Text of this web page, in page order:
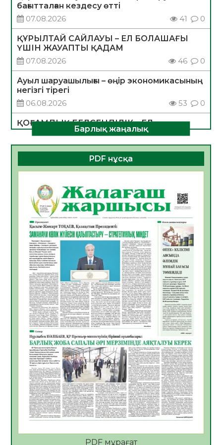
бағытталған кездесу өтті
07.08.2026
41 0
ҚҰРЫЛТАЙ САЙЛАУЫ – ЕЛ БОЛАШАҒЫ
ҮШІН ЖАУАПТЫ ҚАДАМ
07.08.2026
46 0
Ауыл шаруашылығы – өңір экономикасының
негізгі тірегі
06.08.2026
53 0
ҚОҒАМДЫҚ БЕЛСЕНДІЛІК – ЕЛ
ДАМУЫНЫҢ НЕГІЗІ
06.08.2026
51 0
ҚҰРЫЛТАЙ САЙЛАУЫ – БОЛАШАҚҚА
БАСТАР ЖАУАПТЫ ТАҢДАУ
06.08.2026
Инфекциялық ауруларға қарсы иммундау
жұмыстарының тиімділігі
06.08.2026
55
Көкжөтел ауруы туралы
06.08.2026
53
АПВ вакцинасы туралы мәлімет
06.08.2026
52
Open Air: Қызылорда облысы полиция
департаменті 20 мыңнан астам
көрерменнің қауіпсіздігін қамтамасыз етті
06.08.2026
64
ҚЫЗЫЛОРДАДА «САНАЛЫ ҰРПАҚ –
ЖАРҚЫН БОЛАШАҚ» АТТЫ КЕҢЕЙТІЛГЕН
МӘЖІЛІС ӨТТІ
05.08.2026
65
Қазақстан Орталық Азиядағы көшуге ең
Барлық жаңалық
PDF нұсқа
PDF мұрағат